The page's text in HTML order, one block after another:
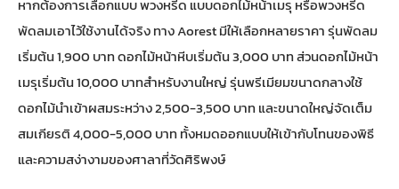
หากต้องการเลือกแบบพวงหรีด แบบดอกไม้หน้าเมรุ หรือพวงหรีด
พัดลมเอาไว้ใช้งานได้จริง ทาง Aorest มีให้เลือกหลายราคา รุ่นพัดลม
เริ่มต้น 1,900 บาท ดอกไม้หน้าหีบเริ่มต้น 3,000 บาท ส่วนดอกไม้หน้า
เมรุเริ่มต้น 10,000 บาทสำหรับงานใหญ่ รุ่นพรีเมียมขนาดกลางใช้
ดอกไม้นำเข้าผสมระหว่าง 2,500-3,500 บาท และขนาดใหญ่จัดเต็ม
สมเกียรติ 4,000-5,000 บาท ทั้งหมดออกแบบให้เข้ากับโทนของพิธี
และความสง่างามของศาลาที่วัดศิริพงษ์